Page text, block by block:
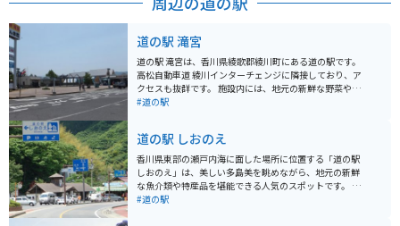
道の駅 滝宮
道の駅 滝宮は、香川県綾歌郡綾川町にある道の駅です。
高松自動車道 綾川インターチェンジに隣接しており、ア
クセスも抜群です。 施設内には、地元の新鮮な野菜や果
物を販売する農産物直売所や、香川県の名産品であるう
舞台古墳」や、紫雲山の中腹に位置する「滝宮天満宮」
などの観光スポットがあります。 バイクで訪れる場合、
駐車場も広く、休憩スペースもあるのでおすすめです。
道の駅 滝宮は、観光の拠点としても、ドライブの休憩場
所としても利用しやすい施設です。
#道の駅
道の駅 しおのえ
香川県東部の瀬戸内海に面した場所に位置する「道の駅
しおのえ」は、美しい多島美を眺めながら、地元の新鮮
な魚介類や特産品を堪能できる人気のスポットです。 瀬
戸内海を望む絶景ロケーションにあるため、道の駅内の
#道の駅